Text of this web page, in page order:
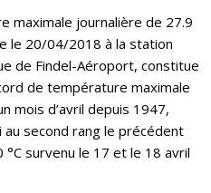
maximale journalière de 27.9
le 20/04/2018 à la station
de Findel-Aéroport, constitue
de température maximale
mois d’avril depuis 1947,
au second rang le précédent
survenu le 17 et le 18 avril